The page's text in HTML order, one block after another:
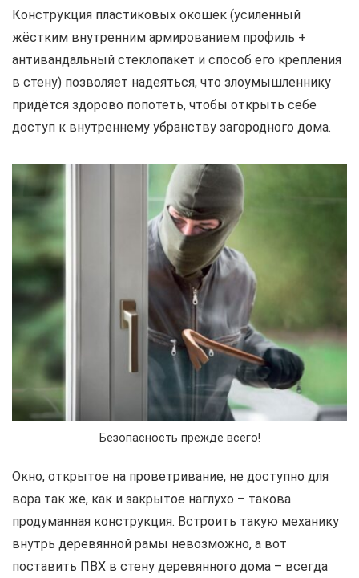
Конструкция пластиковых окошек (усиленный
жёстким внутренним армированием профиль +
антивандальный стеклопакет и способ его крепления
в стену) позволяет надеяться, что злоумышленнику
придётся здорово попотеть, чтобы открыть себе
доступ к внутреннему убранству загородного дома.
Безопасность прежде всего!
Окно, открытое на проветривание, не доступно для
вора так же, как и закрытое наглухо – такова
продуманная конструкция. Встроить такую механику
внутрь деревянной рамы невозможно, а вот
поставить ПВХ в стену деревянного дома – всегда